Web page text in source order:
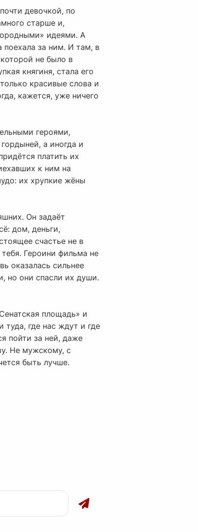
девочкой, по
старше и,
идеями. А
поехала за ним. И там, в
не было в
княгиня, стала его
красивые слова и
кажется, уже ничего
героями,
а иногда и
платить их
к ним на
их хрупкие жёны
Он задаёт
дом, деньги,
счастье не в
Героини фильма не
оказалась сильнее
но они спасли их души.
площадь» и
где нас ждут и где
пойти за ней, даже
Не мужскому, с
быть лучше.